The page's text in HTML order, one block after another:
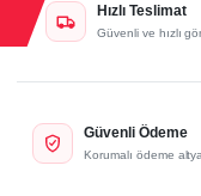
Hızlı Teslimat
Güvenli ve hızlı
Güvenli Ödeme
Korumalı ödeme